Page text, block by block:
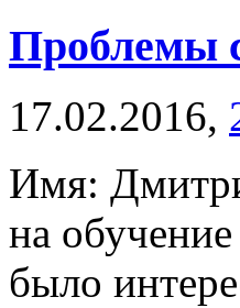
Проблемы
17.02.2016,
Имя:
на
было